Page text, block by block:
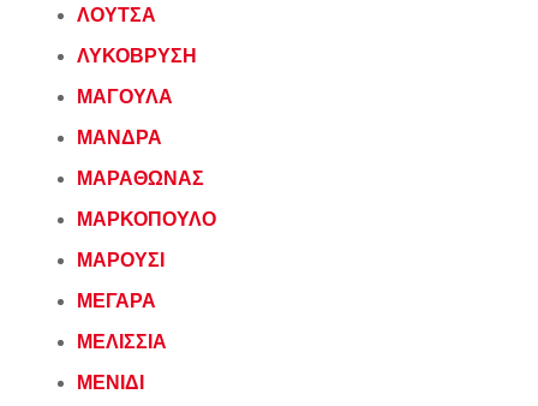
ΛΟΥΤΣΑ
ΛΥΚΟΒΡΥΣΗ
ΜΑΓΟΥΛΑ
ΜΑΝΔΡΑ
ΜΑΡΑΘΩΝΑΣ
ΜΑΡΚΟΠΟΥΛΟ
ΜΑΡΟΥΣΙ
ΜΕΓΑΡΑ
ΜΕΛΙΣΣΙΑ
ΜΕΝΙΔΙ